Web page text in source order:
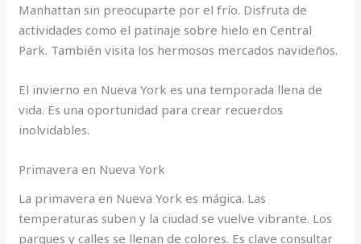
Manhattan sin preocuparte por el frío. Disfruta de
actividades como el patinaje sobre hielo en Central
Park. También visita los hermosos mercados navideños.
El invierno en Nueva York es una temporada llena de
vida. Es una oportunidad para crear recuerdos
inolvidables.
Primavera en Nueva York
La primavera en Nueva York es mágica. Las
temperaturas suben y la ciudad se vuelve vibrante. Los
parques y calles se llenan de colores. Es clave consultar